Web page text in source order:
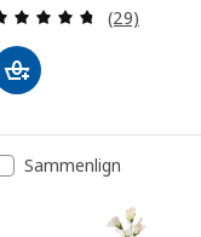
Anmeld:
(29)
Sammenlign